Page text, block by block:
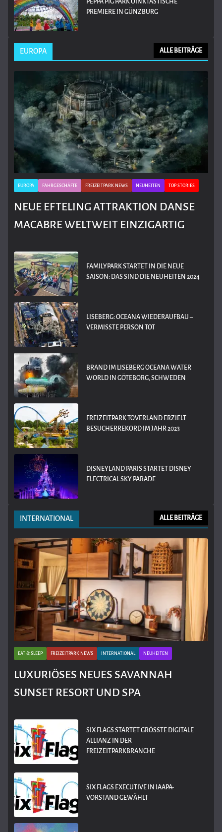
PEPPA PIG PARK OINKTASTISCHE
PREMIERE IN GÜNZBURG
EUROPA ALLE BEITRÄGE
EUROPA FAHRGESCHÄFTE FREIZEITPARK NEWS NEUHEITEN TOP STORIES
NEUE EFTELING ATTRAKTION DANSE
MACABRE WELTWEIT EINZIGARTIG
FAMILYPARK STARTET IN DIE NEUE
SAISON: DAS SIND DIE NEUHEITEN 2024
LISEBERG: OCEANA WIEDERAUFBAU –
VERMISSTE PERSON TOT
BRAND IM LISEBERG OCEANA WATER
WORLD IN GÖTEBORG, SCHWEDEN
FREIZEITPARK TOVERLAND ERZIELT
BESUCHERREKORD IM JAHR 2023
DISNEYLAND PARIS STARTET DISNEY
ELECTRICAL SKY PARADE
INTERNATIONAL ALLE BEITRÄGE
EAT & SLEEP FREIZEITPARK NEWS INTERNATIONAL NEUHEITEN
LUXURIÖSES NEUES SAVANNAH
SUNSET RESORT UND SPA
SIX FLAGS STARTET GRÖSSTE DIGITALE A
LLIANZ IN DER F
REIZEITPARKBRANCHE
SIX FLAGS EXECUTIVE IN IAAPA-
VORSTAND GEWÄHLT